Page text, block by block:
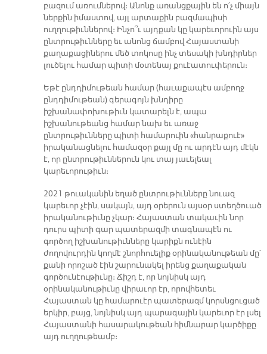
բազում առումներով։ Անոնք առանցքային են ո՛չ միայն
ներքին իմաստով, այլ արտաքին բազմապիսի
ուղղութիւններով։ Ինչո՞ւ այդքան կը կարեւորուին այս
ընտրութիւնները եւ անոնց ճամբով Հայաստանի
քաղաքացիներու մեծ տոկոսը ինչ տեսակի խնդիրներ
լուծելու համար պիտի մօտենայ քուէատուփերուն։
Եթէ ընդդիմութեան համար (հաւաքապէս ամբողջ
ընդդիմութեան) գերագոյն խնդիրը
իշխանափոխութիւն կատարելն է, ապա
իշխանութեանց համար նախ եւ առաջ
ընտրութիւնները պիտի համարուին «հանրաքուէ»
իրականացնելու համազօր քայլ մը ու արդէն այդ մէկն
է, որ ընտրութիւններուն կու տայ յաւելեալ
կարեւորութիւն։
2021 թուականին եղած ընտրութիւնները նուազ
կարեւոր չէին, սակայն, այդ օրերուն այսօր ստեղծուած
իրականութիւնը չկար։ Հայաստան տակաւին նոր
դուրս պիտի գար պատերազմի տագնապէն ու
գործող իշխանութիւնները կարիքն ունէին
ժողովուրդին կողմէ շնորհուելիք օրինականութեան մը՝
քանի որոշած էին շարունակել իրենց քաղաքական
գործունէութիւնը։ Ճիշդ է, որ նոյնիսկ այդ
օրինականութիւնը վիրաւոր էր, որովհետեւ
Հայաստան կը համարուէր պատերազմ կորսնցուցած
երկիր, բայց, նոյնիսկ այդ պարագային կարեւոր էր լսել
Հայաստանի հասարակութեան հիմնարար կարծիքը
այդ ուղղութեամբ։